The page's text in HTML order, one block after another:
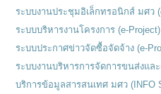
ระบบงานประชุมอิเล็กทรอนิกส์ มศว
ระบบบริหารงานโครงการ (e-Project)
ระบบประกาศข่าวจัดซื้อจัดจ้าง (e-
ระบบงานบริหารการจัดการขนส่งแล
บริการข้อมูลสารสนเทศ มศว (INFO